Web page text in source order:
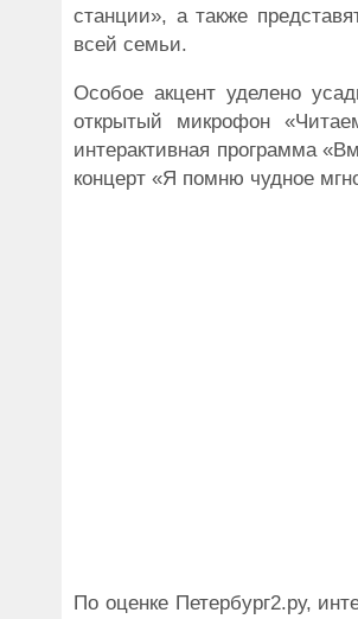
станции», а также
всей семьи.
Особое акцент уделено
открытый микрофон
интерактивная программа
концерт «Я помню чудное
По оценке Петербург2.ру,